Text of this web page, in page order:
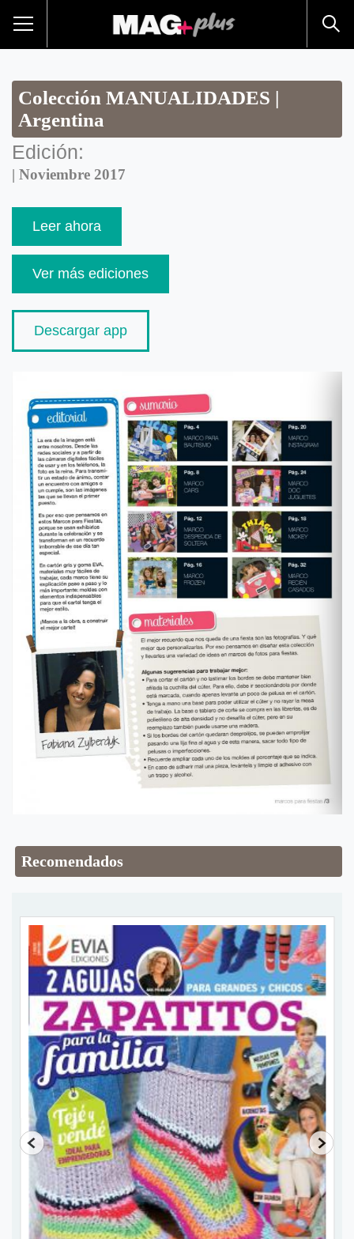
Colección MANUALIDADES |
Argentina
Edición:
| Noviembre 2017
Leer ahora
Ver más ediciones
Descargar app
Recomendados